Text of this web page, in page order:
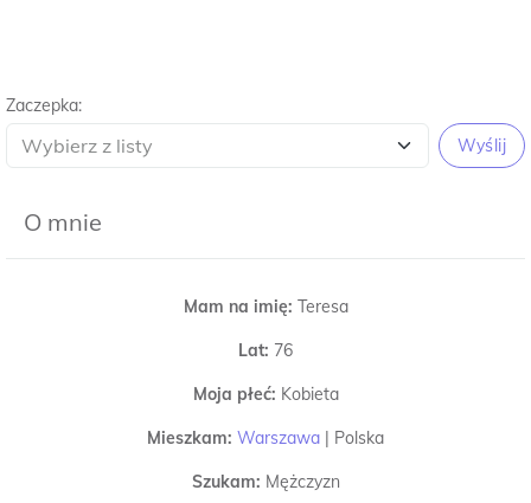
Zaczepka:
Wyślij
O mnie
Mam na imię: Teresa
Lat: 76
Moja płeć: Kobieta
Mieszkam: Warszawa Polska
Szukam: Mężczyzn